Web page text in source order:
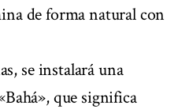
de forma natural con
se instalará una
que significa